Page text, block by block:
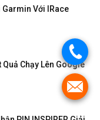
Garmin Với IRace
Quả Chạy Lên Google
.
.